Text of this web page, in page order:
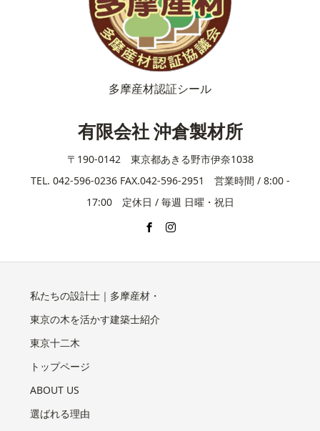
多摩産材認証シール
有限会社 沖倉製材所
〒190-0142 東京都あきる野市伊奈1038
TEL. 042-596-0236 FAX.042-596-2951 営業時間 / 8:00 -
17:00 定休日 / 毎週 日曜・祝日
私たちの設計士｜多摩産材・
東京の木を活かす建築士紹介
東京十二木
トップページ
ABOUT US
選ばれる理由